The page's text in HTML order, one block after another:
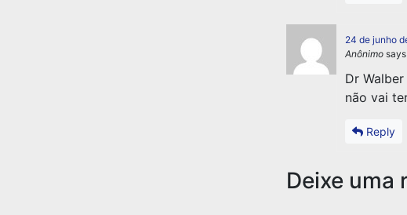
24 de junho
Anônimo
Dr
não vai
Reply
Deixe uma